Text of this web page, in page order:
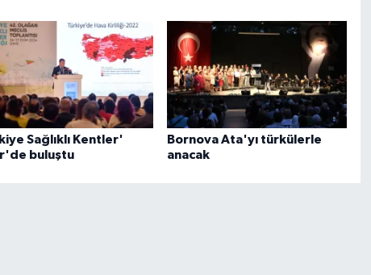
Sağlıklı Kentler'
buluştu
Bornova Ata'yı türkülerle
anacak